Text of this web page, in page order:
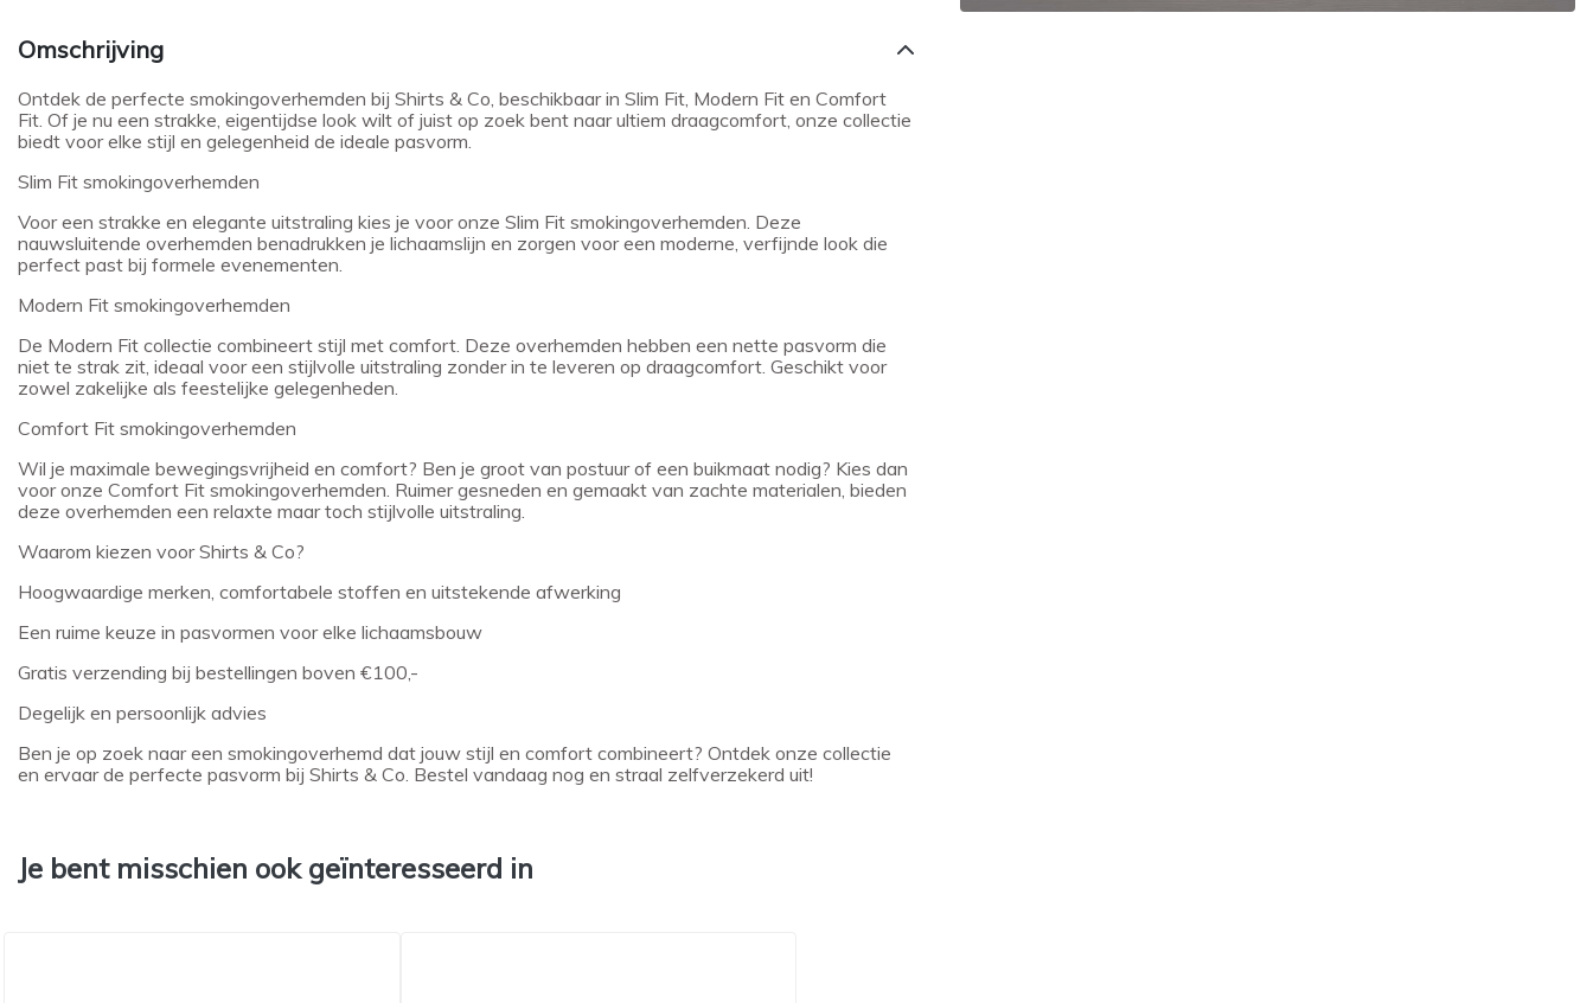
Omschrijving
Ontdek de perfecte smokingoverhemden bij Shirts & Co, beschikbaar in Slim Fit, Modern Fit en Comfort
Fit. Of je nu een strakke, eigentijdse look wilt of juist op zoek bent naar ultiem draagcomfort, onze collectie
biedt voor elke stijl en gelegenheid de ideale pasvorm.
Slim Fit smokingoverhemden
Voor een strakke en elegante uitstraling kies je voor onze Slim Fit smokingoverhemden. Deze
nauwsluitende overhemden benadrukken je lichaamslijn en zorgen voor een moderne, verfijnde look die
perfect past bij formele evenementen.
Modern Fit smokingoverhemden
De Modern Fit collectie combineert stijl met comfort. Deze overhemden hebben een nette pasvorm die
niet te strak zit, ideaal voor een stijlvolle uitstraling zonder in te leveren op draagcomfort. Geschikt voor
zowel zakelijke als feestelijke gelegenheden.
Comfort Fit smokingoverhemden
Wil je maximale bewegingsvrijheid en comfort? Ben je groot van postuur of een buikmaat nodig? Kies dan
voor onze Comfort Fit smokingoverhemden. Ruimer gesneden en gemaakt van zachte materialen, bieden
deze overhemden een relaxte maar toch stijlvolle uitstraling.
Waarom kiezen voor Shirts & Co?
Hoogwaardige merken, comfortabele stoffen en uitstekende afwerking
Een ruime keuze in pasvormen voor elke lichaamsbouw
Gratis verzending bij bestellingen boven €100,-
Degelijk en persoonlijk advies
Ben je op zoek naar een smokingoverhemd dat jouw stijl en comfort combineert? Ontdek onze collectie
en ervaar de perfecte pasvorm bij Shirts & Co. Bestel vandaag nog en straal zelfverzekerd uit!
Je bent misschien ook geïnteresseerd in